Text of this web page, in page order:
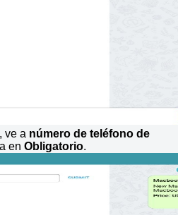
ve a número de teléfono de
en Obligatorio.